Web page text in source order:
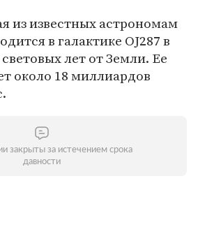
из известных астрономам
в галактике OJ287 в
лет от Земли. Ее
около 18 миллиардов
закрыты за истечением срока
давности